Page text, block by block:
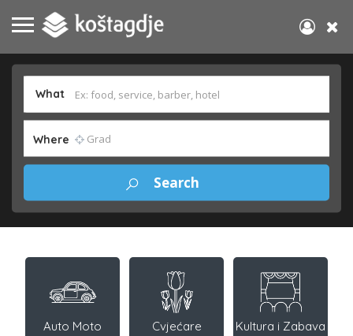
What
Where
Auto Moto Cvjećare Kultura i Zabava